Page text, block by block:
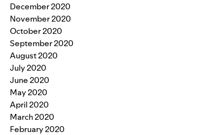
December 2020
November 2020
October 2020
September 2020
August 2020
July 2020
June 2020
May 2020
April 2020
March 2020
February 2020